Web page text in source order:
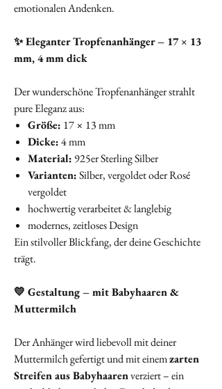
emotionalen Andenken.
✨ Eleganter Tropfenanhänger – 17 × 13
mm, 4 mm dick
Der wunderschöne Tropfenanhänger strahlt
pure Eleganz aus:
Größe: 17 × 13 mm
Dicke:4 mm
Material: 925er Sterling Silber
Varianten:Silber, vergoldet oder Rosé
vergoldet
hochwertig verarbeitet & langlebig
modernes, zeitloses Design
Ein stilvoller Blickfang, der deine Geschichte
trägt.
💛 Gestaltung – mit Babyhaaren &
Muttermilch
Der Anhänger wird liebevoll mit deiner
Muttermilch gefertigt und mit einemzarten
Streifen aus Babyhaarenverziert – ein